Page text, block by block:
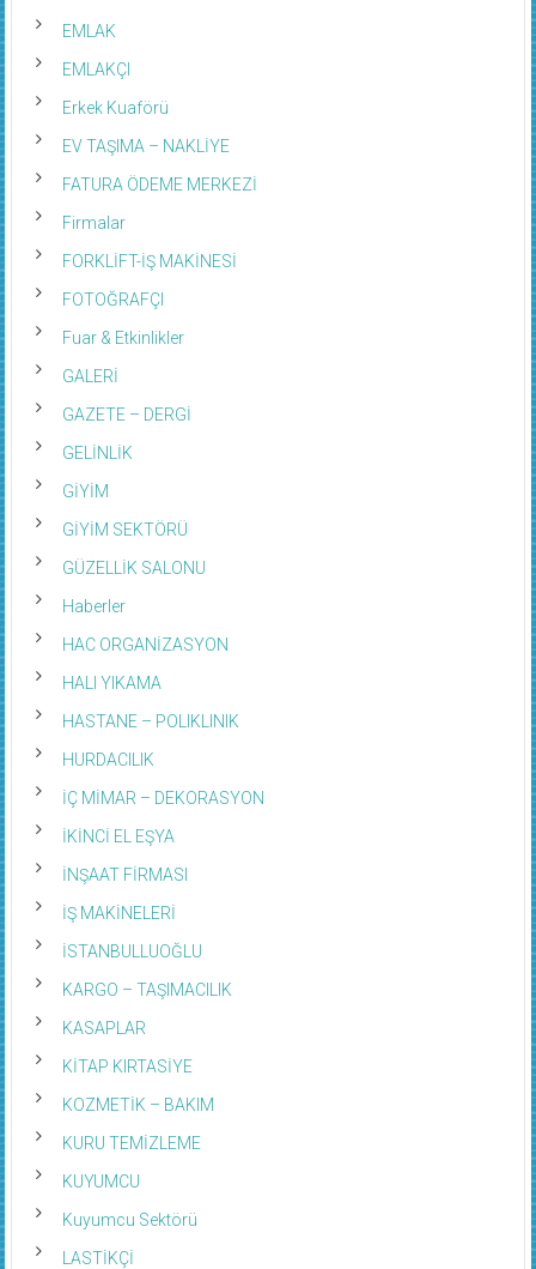
EMLAK
EMLAKÇI
Erkek Kuaförü
EV TAŞIMA – NAKLİYE
FATURA ÖDEME MERKEZİ
Firmalar
FORKLİFT-İŞ MAKİNESİ
FOTOĞRAFÇI
Fuar & Etkinlikler
GALERİ
GAZETE – DERGİ
GELİNLİK
GİYİM
GİYİM SEKTÖRÜ
GÜZELLİK SALONU
Haberler
HAC ORGANİZASYON
HALI YIKAMA
HASTANE – POLIKLINIK
HURDACILIK
İÇ MİMAR – DEKORASYON
İKİNCİ EL EŞYA
İNŞAAT FİRMASI
İŞ MAKİNELERİ
İSTANBULLUOĞLU
KARGO – TAŞIMACILIK
KASAPLAR
KİTAP KIRTASİYE
KOZMETİK – BAKIM
KURU TEMİZLEME
KUYUMCU
Kuyumcu Sektörü
LASTİKÇİ